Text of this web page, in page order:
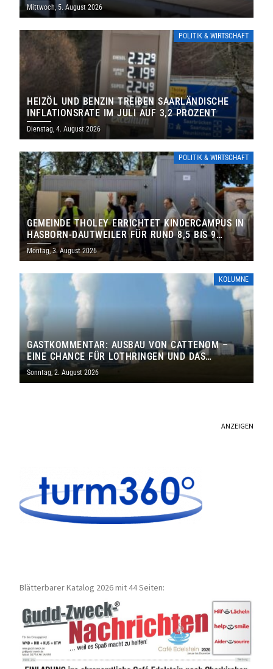
Mittwoch, 5. August 2026
POLITIK & WIRTSCHAFT
HEIZÖL UND BENZIN TREIBEN SAARLÄNDISCHE
INFLATIONSRATE IM JULI AUF 3,2 PROZENT
Dienstag, 4. August 2026
POLITIK & WIRTSCHAFT
GEMEINDE THOLEY ERRICHTET KINDERCAMPUS IN
HASBORN-DAUTWEILER FÜR RUND 8,5 BIS 9
MILLIONEN EURO
Montag, 3. August 2026
KOLUMNE
GASTKOMMENTAR: AUSBAU VON CATTENOM –
EINE CHANCE FÜR LOTHRINGEN UND DAS
SAARLAND
Sonntag, 2. August 2026
ANZEIGEN
Blätterbarer Katalog 2026 mit 44 Seiten: